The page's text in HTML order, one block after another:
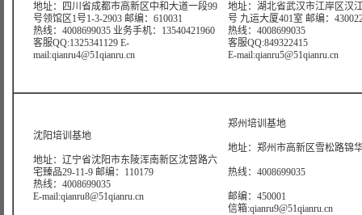
地址：四川省成都市高新区中和大道一段99
号领馆区1号1-3-2903 邮编：610031
热线：4008699035 业务手机：13540421960
客服QQ:1325341129 E-
mail:qianru4@51qianru.cn
地址：湖北省武汉市江岸区汉
号 九运大厦401室 邮编：
热线：4008699035
客服QQ:849322415
E-mail:qianru5@51qianru.cn
沈阳培训基地
地址：辽宁省沈阳市东陵浑南新区沈营路六
宅臻品29-11-9 邮编：110179
热线：4008699035
E-mail:qianru8@51qianru.cn
郑州培训基地
地址：郑州市高新区雪松路锦
热线：4008699035
邮编：450001
信箱:qianru9@51qianru.cn